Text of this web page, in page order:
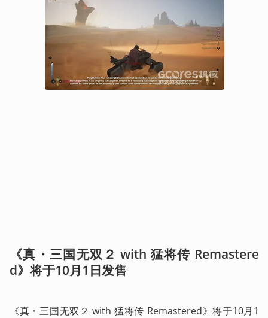
《真・三国无双２ with 猛将传 Remastere
d》将于10月1日发售
《真・三国无双２ with 猛将传 Remastered》将于10月1